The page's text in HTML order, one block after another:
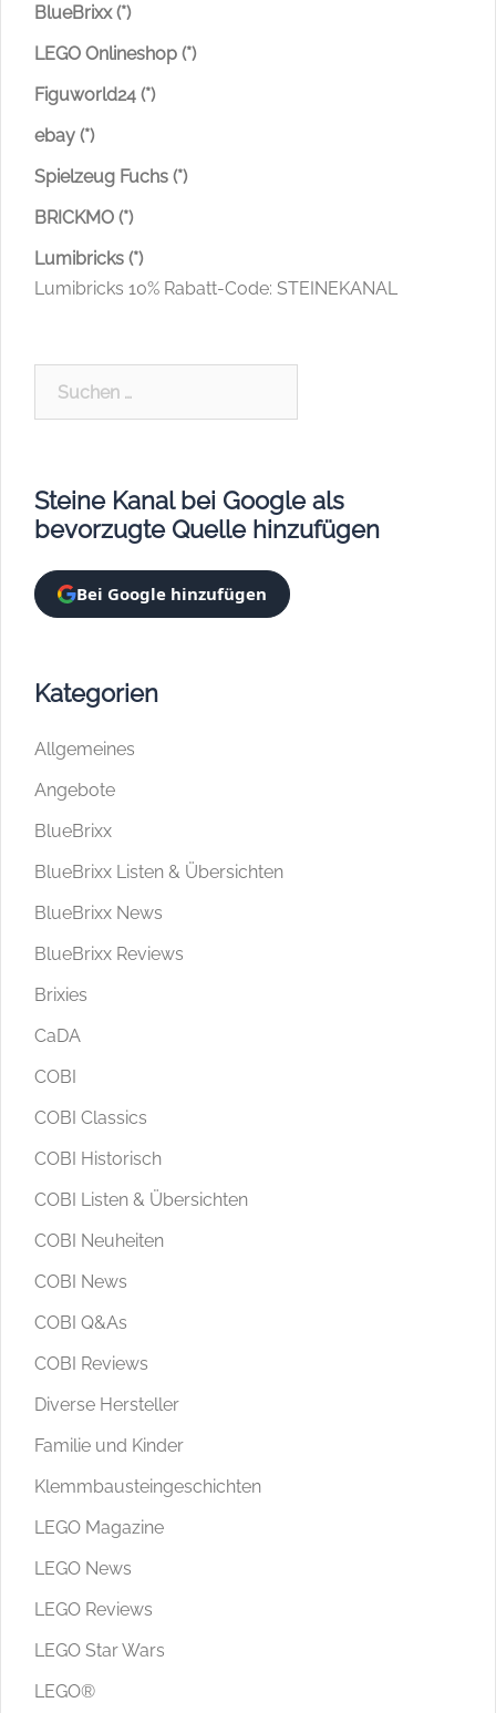
BlueBrixx (*)
LEGO Onlineshop (*)
Figuworld24 (*)
ebay (*)
Spielzeug Fuchs (*)
BRICKMO (*)
Lumibricks (*)
Lumibricks 10% Rabatt-Code: STEINEKANAL
Steine Kanal bei Google als
bevorzugte Quelle hinzufügen
Bei Google hinzufügen
Kategorien
Allgemeines
Angebote
BlueBrixx
BlueBrixx Listen & Übersichten
BlueBrixx News
BlueBrixx Reviews
Brixies
CaDA
COBI
COBI Classics
COBI Historisch
COBI Listen & Übersichten
COBI Neuheiten
COBI News
COBI Q&As
COBI Reviews
Diverse Hersteller
Familie und Kinder
Klemmbausteingeschichten
LEGO Magazine
LEGO News
LEGO Reviews
LEGO Star Wars
LEGO®